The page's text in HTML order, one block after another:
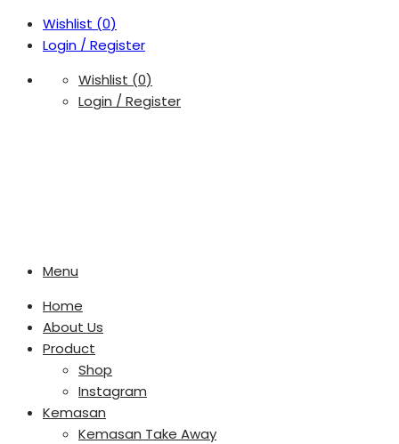
Wishlist (0)
Login / Register
Wishlist (0)
Login / Register
Menu
Home
About Us
Product
Shop
Instagram
Kemasan
Kemasan Take Away